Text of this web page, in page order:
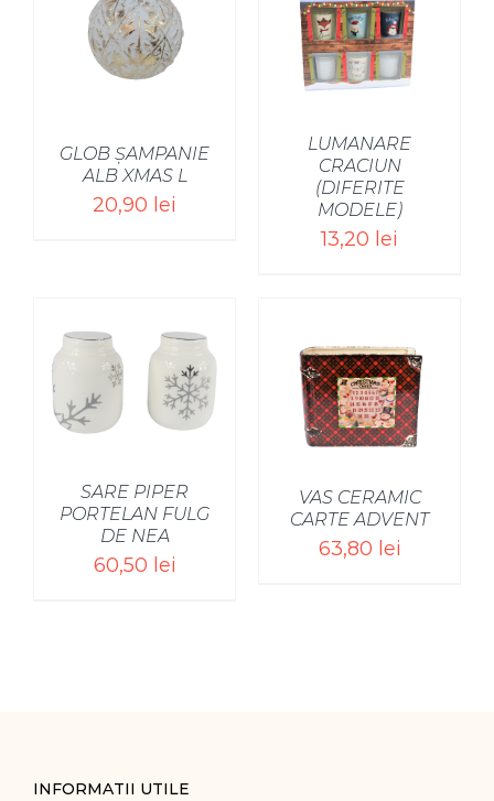
GLOB ȘAMPANIE
ALB XMAS L
20,90 lei
LUMANARE
CRACIUN
(DIFERITE
MODELE)
13,20 lei
SARE PIPER
PORTELAN FULG
DE NEA
60,50 lei
SELECT OPTIONS
VAS CERAMIC
CARTE ADVENT
63,80 lei
INFORMATII UTILE